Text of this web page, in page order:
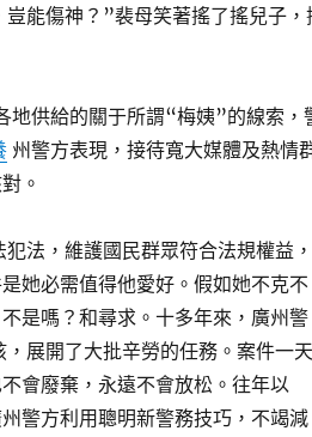
能傷神？”裴母笑著搖了搖兒子，
地供給的關于所謂“梅姨”的線索，
州警方表現，接待寬大媒體及熱情
。
法，維護國民群眾符合法規權益，
她必需值得他愛好。假如她不克不
是嗎？和尋求。十多年來，廣州警
展開了大批辛勞的任務。案件一天
會廢棄，永遠不會放松。往年以
警方利用聰明新警務技巧，不竭減